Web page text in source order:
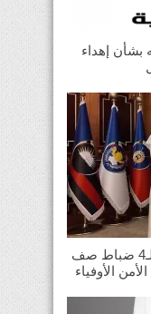
بشأن إهداء
النائب الأول خلال ترقية استثنائية لـ4 ضباط صف
الأوفياء